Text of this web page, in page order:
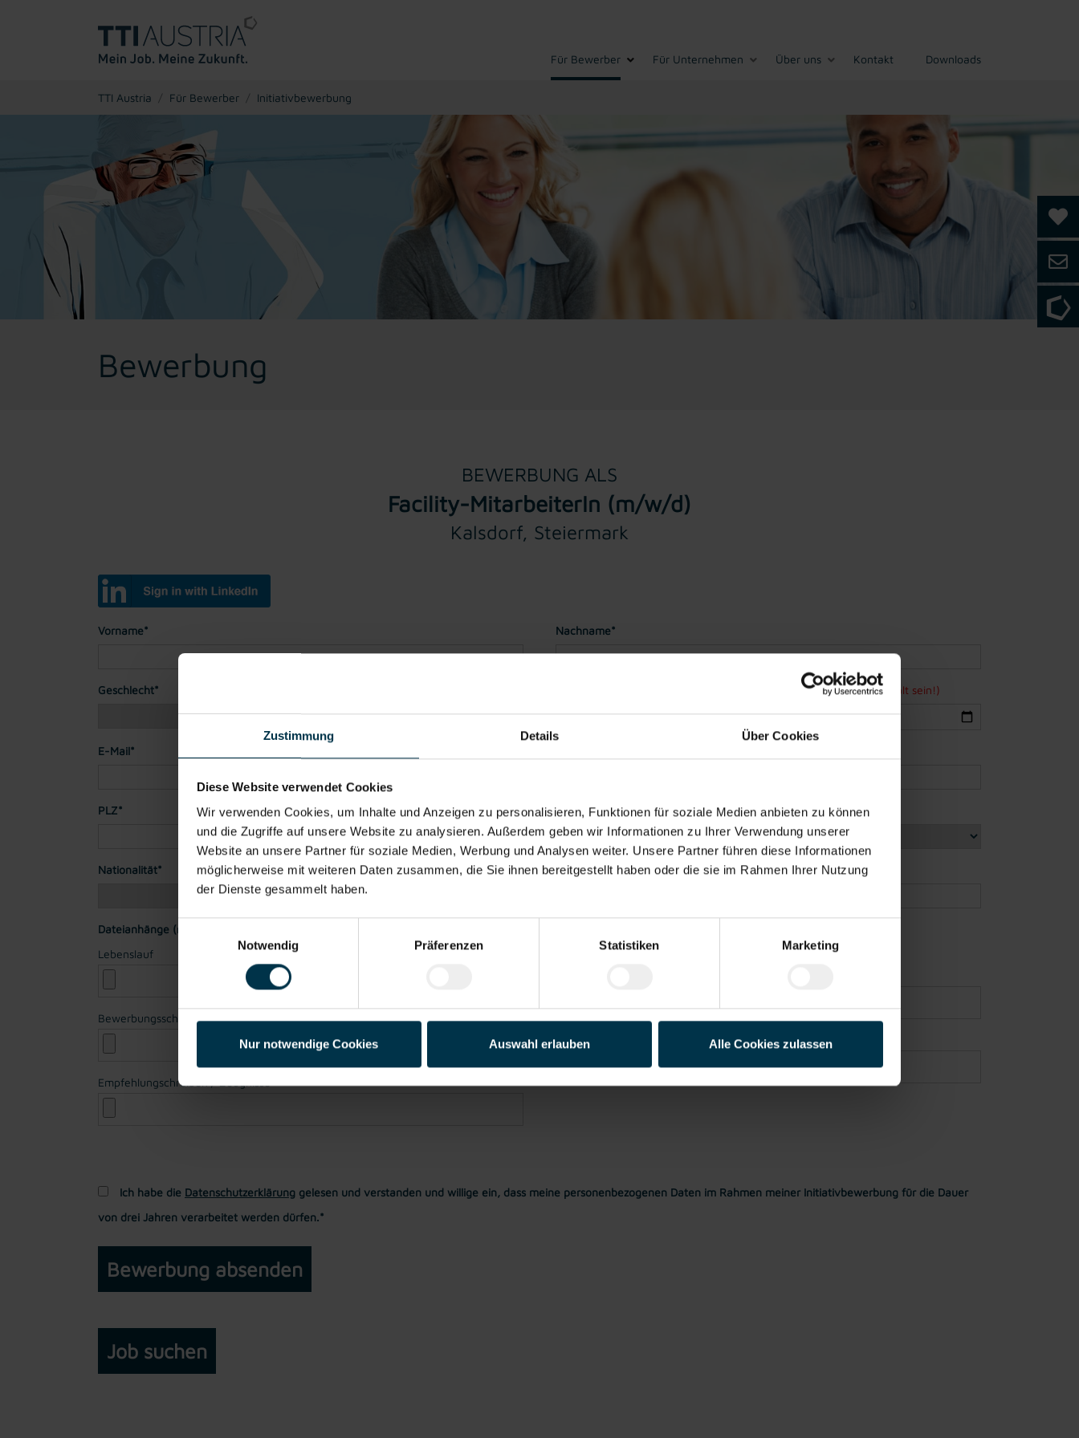
Zustimmung Details Über Cookies
Diese Website verwendet Cookies
Wir verwenden Cookies, um Inhalte und Anzeigen zu personalisieren, Funktionen für soziale Medien anbieten zu können
und die Zugriffe auf unsere Website zu analysieren. Außerdem geben wir Informationen zu Ihrer Verwendung unserer
Website an unsere Partner für soziale Medien, Werbung und Analysen weiter. Unsere Partner führen diese Informationen
möglicherweise mit weiteren Daten zusammen, die Sie ihnen bereitgestellt haben oder die sie im Rahmen Ihrer Nutzung
der Dienste gesammelt haben.
Einwilligungsauswahl
Notwendig
Präferenzen Statistiken Marketing
Nur notwendige Cookies Auswahl erlauben Alle Cookies zulassen
Für Bewerber Für Unternehmen Über uns Kontakt Downloads
TTI Austria Für Bewerber Initiativbewerbung
Bewerbung
BEWERBUNG ALS
Facility-MitarbeiterIn (m/w/d)
Kalsdorf, Steiermark
Vorname* Nachname*
Geschlecht* (Sie müssen für eine Bewerbung mindestens 15 Jahre alt sein!)
E-Mail*
PLZ* Stadt* Land*
Nationalität* Telefon*
Dateianhänge (max. 30MB gesamt - Bilder, Word oder PDF)
Lebenslauf
Bewerbungsschreiben
Empfehlungschreiben / Zeugnisse
Datei 5
Ich habe die Datenschutzerklärung gelesen und verstanden und willige ein, dass meine personenbezogenen Daten im Rahmen meiner Initiativbewerbung für die Dauer
von drei Jahren verarbeitet werden dürfen.*
Job suchen